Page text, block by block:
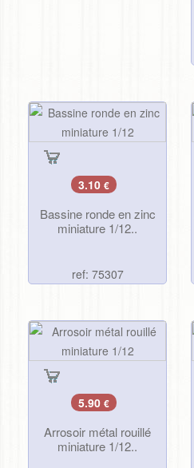
3.10 €
Bassine ronde en zinc
miniature 1/12..
ref: 75307
5.90 €
Arrosoir métal rouillé
miniature 1/12..